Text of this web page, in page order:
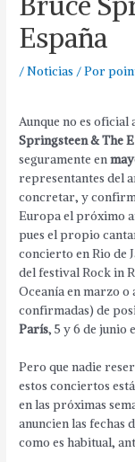
España
/Noticias / Por
Aunque no es
Springsteen & The
seguramente en
representantes del
concretar, y
Europa el próximo
pues el propio
concierto en Rio de
del festival Rock in
Oceanía en marzo o
confirmadas) de
París, 5 y 6 de junio
Pero que nadie
estos conciertos
en las próximas
anuncien las fechas
como es habitual,